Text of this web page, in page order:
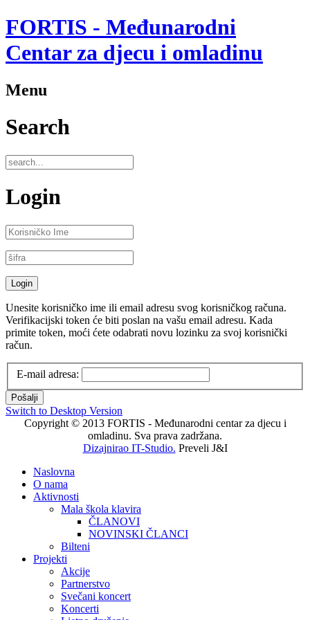
FORTIS - Međunarodni
Centar za djecu i omladinu
Menu
Search
Login
Unesite korisničko ime ili email adresu svog korisničkog računa.
Verifikacijski token će biti poslan na vašu email adresu. Kada
primite token, moći ćete odabrati novu lozinku za svoj korisnički
račun.
E-mail adresa:
Pošalji
Switch to Desktop Version
Copyright © 2013 FORTIS - Međunarodni centar za djecu i
omladinu. Sva prava zadržana.
Dizajnirao IT-Studio. Preveli J&I
Naslovna
O nama
Aktivnosti
Mala škola klavira
ČLANOVI
NOVINSKI ČLANCI
Bilteni
Projekti
Akcije
Partnerstvo
Svečani koncert
Koncerti